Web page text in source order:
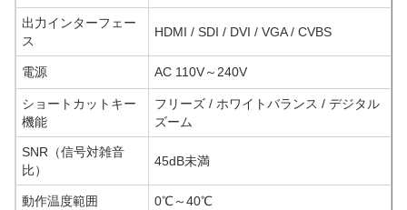
出力インターフェー
ス
HDMI / SDI / DVI / VGA / CVBS
電源 AC 110V～240V
ショートカットキー
機能
フリーズ / ホワイトバランス / デジタル
ズーム
SNR（信号対雑音
比）
45dB未満
動作温度範囲 0℃～40℃